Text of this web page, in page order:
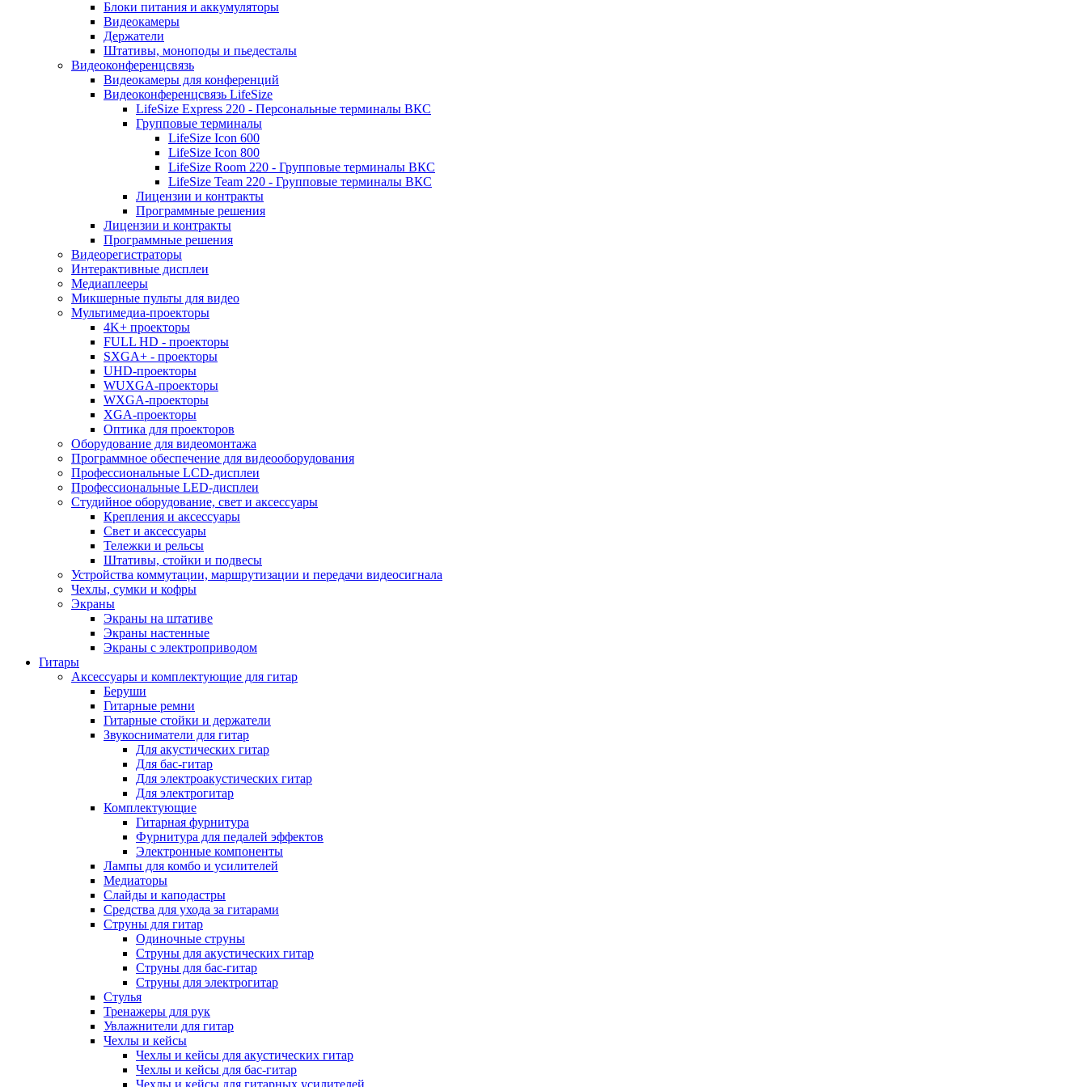
Блоки питания и аккумуляторы
Видеокамеры
Держатели
Штативы, моноподы и пьедесталы
Видеоконференцсвязь
Видеокамеры для конференций
Видеоконференцсвязь LifeSize
LifeSize Express 220 - Персональные терминалы ВКС
Групповые терминалы
LifeSize Icon 600
LifeSize Icon 800
LifeSize Room 220 - Групповые терминалы ВКС
LifeSize Team 220 - Групповые терминалы ВКС
Лицензии и контракты
Программные решения
Лицензии и контракты
Программные решения
Видеорегистраторы
Интерактивные дисплеи
Медиаплееры
Микшерные пульты для видео
Мультимедиа-проекторы
4K+ проекторы
FULL HD - проекторы
SXGA+ - проекторы
UHD-проекторы
WUXGA-проекторы
WXGA-проекторы
XGA-проекторы
Оптика для проекторов
Оборудование для видеомонтажа
Программное обеспечение для видеооборудования
Профессиональные LCD-дисплеи
Профессиональные LED-дисплеи
Студийное оборудование, свет и аксессуары
Крепления и аксессуары
Свет и аксессуары
Тележки и рельсы
Штативы, стойки и подвесы
Устройства коммутации, маршрутизации и передачи видеосигнала
Чехлы, сумки и кофры
Экраны
Экраны на штативе
Экраны настенные
Экраны с электроприводом
Гитары
Аксессуары и комплектующие для гитар
Беруши
Гитарные ремни
Гитарные стойки и держатели
Звукосниматели для гитар
Для акустических гитар
Для бас-гитар
Для электроакустических гитар
Для электрогитар
Комплектующие
Гитарная фурнитура
Фурнитура для педалей эффектов
Электронные компоненты
Лампы для комбо и усилителей
Медиаторы
Слайды и каподастры
Средства для ухода за гитарами
Струны для гитар
Одиночные струны
Струны для акустических гитар
Струны для бас-гитар
Струны для электрогитар
Стулья
Тренажеры для рук
Увлажнители для гитар
Чехлы и кейсы
Чехлы и кейсы для акустических гитар
Чехлы и кейсы для бас-гитар
Чехлы и кейсы для гитарных усилителей